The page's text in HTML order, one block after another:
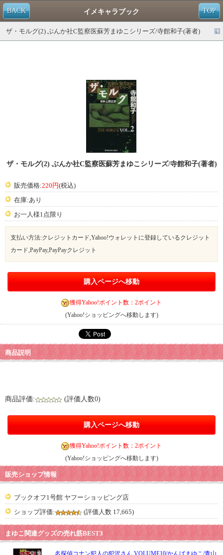
TOP
BACK イメキャラブック
ザ・モルグ(2) ぶんか社C監察医蘇芳まゆこシリーズ/寺館和子(著者)
ザ・モルグ(2) ぶんか社C監察医蘇芳まゆこシリーズ/寺館和子(著者)
販売価格:220円(税込)
在庫:あり
お一人様1点限り
支払い方法:クレジットカード,Yahoo!ウォレットに登録しているクレジット
カード,PayPay,PayPayクレジット
購入ページへ移動
獲得Yahoo!ポイント数：2ポイント
(Yahoo!ショッピングへ移動します)
商品説明
商品評価: (評価人数0)
購入ページへ移動
獲得Yahoo!ポイント数：2ポイント
(Yahoo!ショッピングへ移動します)
販売ショップ情報
ブックオフ1号館 ヤフーショッピング店
ショップ評価:
(評価人数 17,665)
まゆこ関連グッズの売れ筋BEST3
名探偵コナン犯人の犯沢さん VOLUME10/かんばまゆこ/青山